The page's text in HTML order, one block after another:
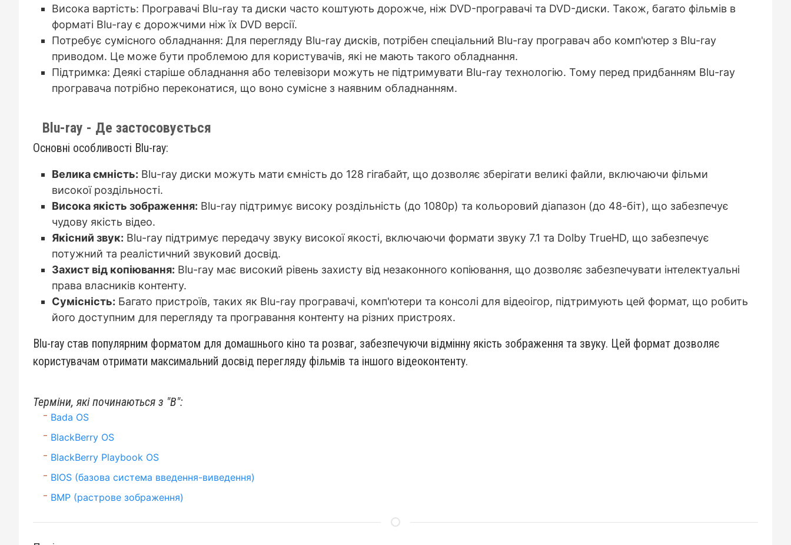
Висока вартість: Програвачі Blu-ray та диски часто коштують дорожче, ніж DVD-програвачі та DVD-диски. Також, багато фільмів в
форматі Blu-ray є дорожчими ніж їх DVD версії.
Потребує сумісного обладнання: Для перегляду Blu-ray дисків, потрібен спеціальний Blu-ray програвач або комп'ютер з Blu-ray
приводом. Це може бути проблемою для користувачів, які не мають такого обладнання.
Підтримка: Деякі старіше обладнання або телевізори можуть не підтримувати Blu-ray технологію. Тому перед придбанням Blu-ray
програвача потрібно переконатися, що воно сумісне з наявним обладнанням.
Blu-ray - Де застосовується
Основні особливості Blu-ray:
Велика ємність: Blu-ray диски можуть мати ємність до 128 гігабайт, що дозволяє зберігати великі файли, включаючи фільми
високої роздільності.
Висока якість зображення: Blu-ray підтримує високу роздільність (до 1080p) та кольоровий діапазон (до 48-біт), що забезпечує
чудову якість відео.
Якісний звук: Blu-ray підтримує передачу звуку високої якості, включаючи формати звуку 7.1 та Dolby TrueHD, що забезпечує
потужний та реалістичний звуковий досвід.
Захист від копіювання: Blu-ray має високий рівень захисту від незаконного копіювання, що дозволяє забезпечувати інтелектуальні
права власників контенту.
Сумісність: Багато пристроїв, таких як Blu-ray програвачі, комп'ютери та консолі для відеоігор, підтримують цей формат, що робить
його доступним для перегляду та програвання контенту на різних пристроях.
Blu-ray став популярним форматом для домашнього кіно та розваг, забезпечуючи відмінну якість зображення та звуку. Цей формат дозволяє
користувачам отримати максимальний досвід перегляду фільмів та іншого відеоконтенту.
Терміни, які починаються з "B":
Bada OS
BlackBerry OS
BlackBerry Playbook OS
BIOS (базова система введення-виведення)
BMP (растрове зображення)